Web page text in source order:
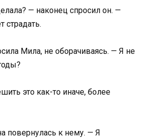
— наконец спросил он. —
страдать.
Мила, не оборачиваясь. — Я не
это как-то иначе, более
повернулась к нему. — Я